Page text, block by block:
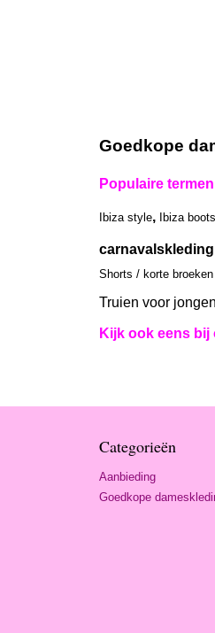
Goedkope
Populaire termen
Ibiza style, Ibiza
Shorts / korte
Truien voor
Kijk ook eens
Categorieën
Aanbieding
Goedkope